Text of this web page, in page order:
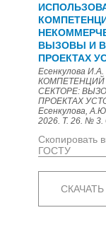
ВЫЗОВЫ И
ПРОЕКТАХ
Есенкулова
СЕКТОРЕ:
ПРОЕКТАХ
Есенкулова,
2026. Т. 26. № 3.
Скопировать
ГОСТУ
СКАЧАТЬ